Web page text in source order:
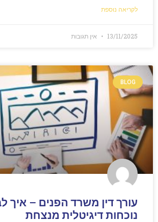
לקריאה נוספת
13/11/2025 אין תגובות
BLOG
עורך דין משרד הפנים – איך
נוכחות דיגיטלית מנצחת